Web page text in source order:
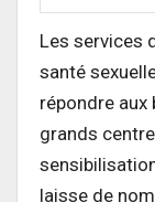
Les services
santé
répondre
grands
laisse de